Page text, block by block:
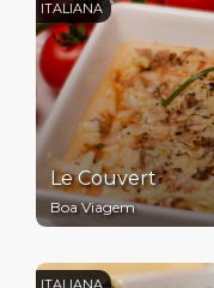
ITALIANA
Le Couvert
Boa Viagem
ITALIANA